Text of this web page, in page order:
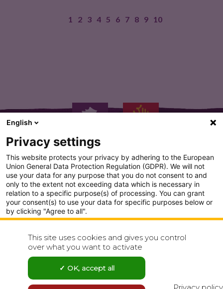
1 2 3 4 5 6 7 8 9 10
PLAN DU SITE
CONDITION GENERALE D'UTILISATION
CONTACT
This site uses cookies and gives you control
over what you want to activate
OK, accept all
Privacy policy
English
Privacy settings
This website protects your privacy by adhering to the European
Union General Data Protection Regulation (GDPR). We will not
use your data for any purpose that you do not consent to and
only to the extent not exceeding data which is necessary in
relation to a specific purpose(s) of processing. You can grant
your consent(s) to use your data for specific purposes below or
by clicking "Agree to all".
Agree to all Reject all
Show detailed settings
Visit our Privacy Policy page for more